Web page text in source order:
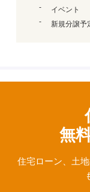
イベント
新規分譲予
無
住宅ローン、⼟